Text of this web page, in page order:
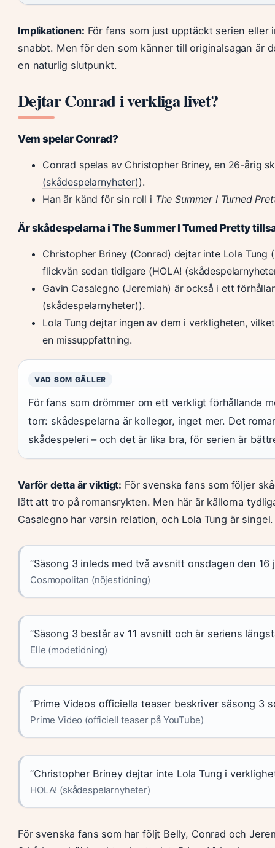
Implikationen: För fans som just upptäckt serien
snabbt. Men för den som känner till originalsagan är
en naturlig slutpunkt.
Dejtar Conrad i verkliga livet?
Vem spelar Conrad?
Conrad spelas av Christopher Briney, en 26-årig
(skådespelarnyheter)).
Han är känd för sin roll i The Summer I Turned
Är skådespelarna i The Summer I Turned Pretty
Christopher Briney (Conrad) dejtar inte Lola Tung
flickvän sedan tidigare (HOLA!
Gavin Casalegno (Jeremiah) är också i ett
(skådespelarnyheter)).
Lola Tung dejtar ingen av dem i verkligheten,
en missuppfattning.
VAD SOM GÄLLER
För fans som drömmer om ett verkligt förhållande
torr: skådespelarna är kollegor, inget mer. Det
skådespeleri – och det är lika bra, för serien är
Varför detta är viktigt: För svenska fans som följer
lätt att tro på romansrykten. Men här är källorna
Casalegno har varsin relation, och Lola Tung är
”Säsong 3 inleds med två avsnitt onsdagen den 16
Cosmopolitan (nöjestidning)
”Säsong 3 består av 11 avsnitt och är seriens
Elle (modetidning)
”Prime Videos officiella teaser beskriver säsong 3
Prime Video (officiell teaser på YouTube)
”Christopher Briney dejtar inte Lola Tung i
HOLA! (skådespelarnyheter)
För svenska fans som har följt Belly, Conrad och